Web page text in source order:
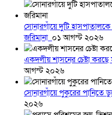
সোনারগাঁয়ে দুটি
জরিমানা ০১ আগস্ট ২০২৬
একদলীয় শাসনের চেষ্টা
আগস্ট ২০২৬
সোনারগাঁয়ে পুকুরের পানিতে
২০২৬